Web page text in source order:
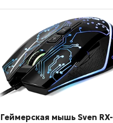
Геймерская мышь Sven RX-